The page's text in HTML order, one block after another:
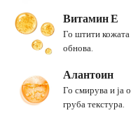
Витамин Е
Го штити кожата
обнова.
Алантоин
Го смирува и ја
груба текстура.